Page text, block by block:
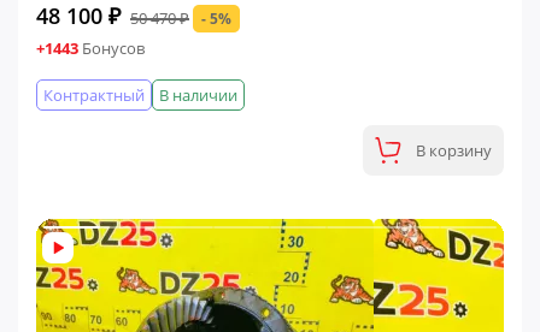
48 100 ₽ 50 470 ₽ - 5%
+1443 Бонусов
В наличии
Контрактный
В корзину